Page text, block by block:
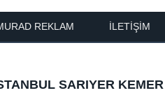
REKLAM İLETIŞIM
SARIYER